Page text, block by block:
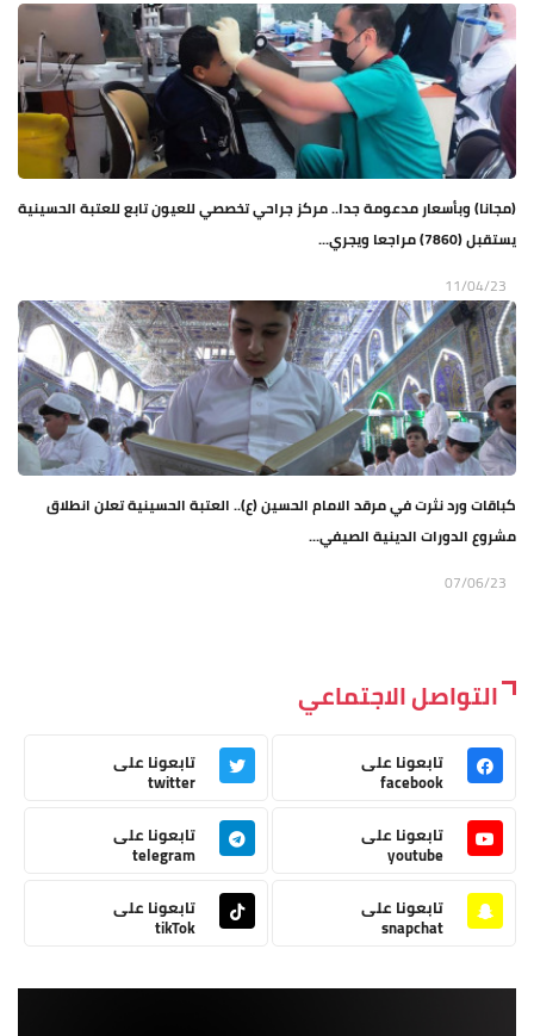
(مجانا) وبأسعار مدعومة جدا.. مركز جراحي تخصصي للعيون تابع للعتبة الحسينية
يستقبل (7860) مراجعا ويجري...
11/04/23
كباقات ورد نثرت في مرقد الامام الحسين (ع).. العتبة الحسينية تعلن انطلاق
مشروع الدورات الدينية الصيفي...
07/06/23
التواصل الاجتماعي
تابعونا على
facebook
تابعونا على
twitter
تابعونا على
youtube
تابعونا على
telegram
تابعونا على
snapchat
تابعونا على
tikTok